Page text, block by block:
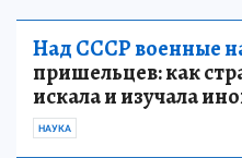
Над СССР военные
пришельцев: как
искала и изучала
НАУКА